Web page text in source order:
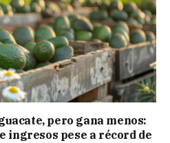
pero gana menos:
ingresos pese a récord de